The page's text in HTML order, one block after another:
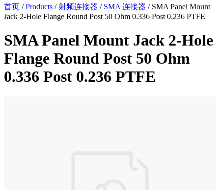
首页 / Products / 射频连接器 / SMA 连接器 / SMA Panel Mount
Jack 2-Hole Flange Round Post 50 Ohm 0.336 Post 0.236 PTFE
SMA Panel Mount Jack 2-Hole
Flange Round Post 50 Ohm
0.336 Post 0.236 PTFE